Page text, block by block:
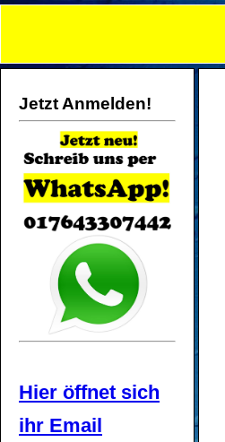
Jetzt Anmelden!
Hier öffnet sich
ihr Email